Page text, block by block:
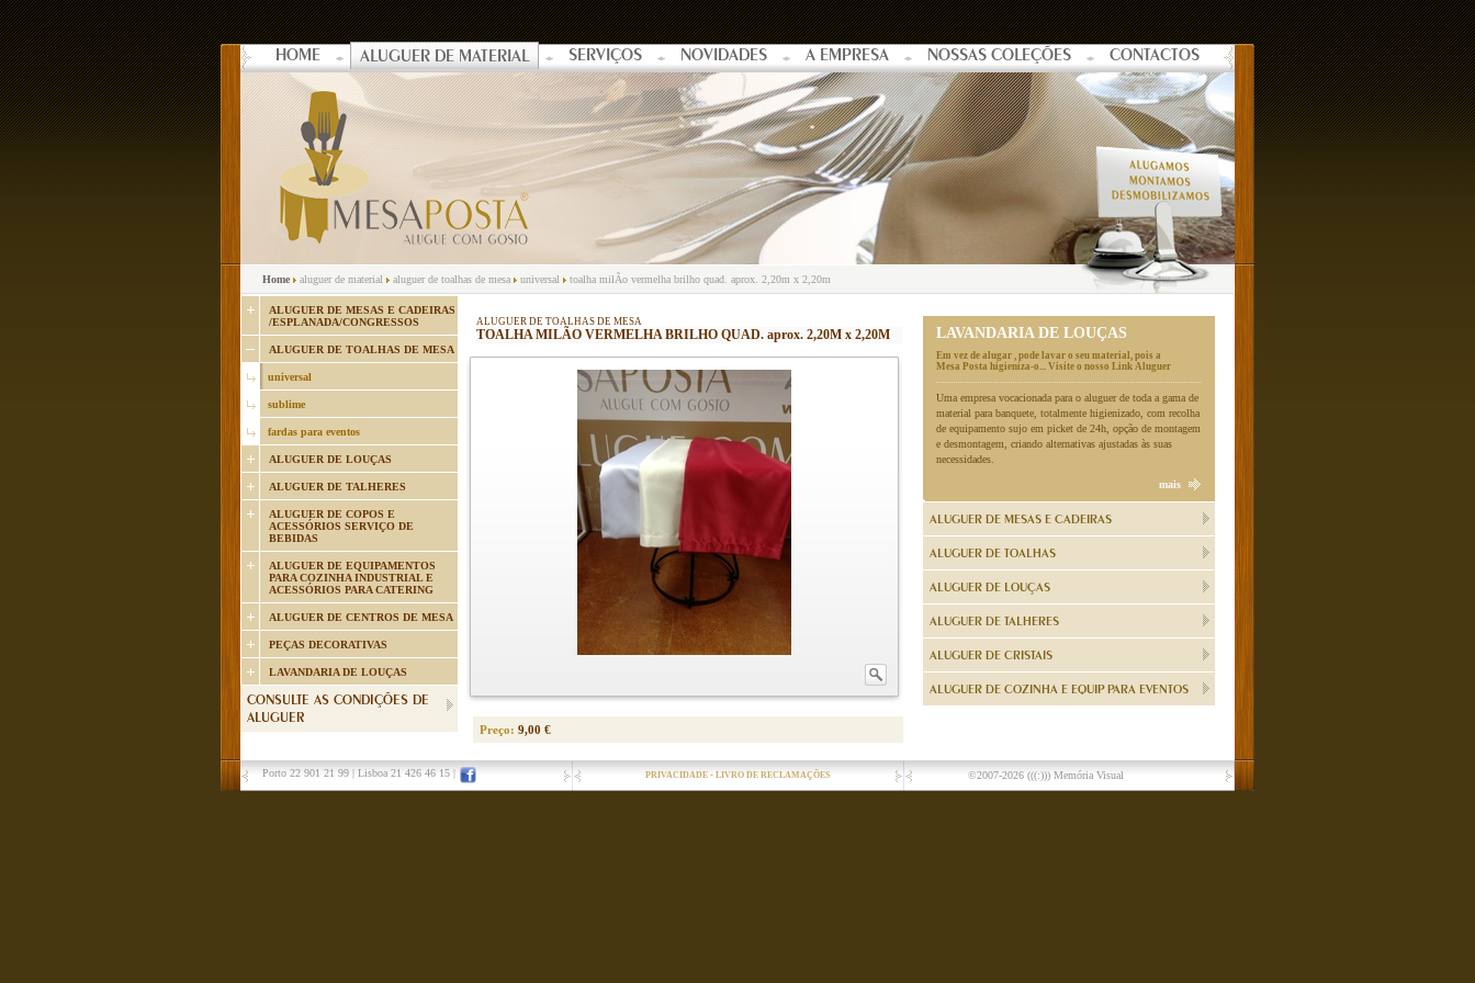
HOME ALUGUER DE MATERIAL SERVIÇOS NOVIDADES A EMPRESA NOSSAS COLEÇÕES CONTACTOS
Home aluguer de material aluguer de toalhas de mesa universal toalha milÃo vermelha brilho quad. aprox. 2,20m x 2,20m
ALUGUER DE MESAS E CADEIRAS
/ESPLANADA/CONGRESSOS
ALUGUER DE TOALHAS DE MESA
universal
sublime
fardas para eventos
ALUGUER DE LOUÇAS
ALUGUER DE TALHERES
ALUGUER DE COPOS E
ACESSÓRIOS SERVIÇO DE
BEBIDAS
ALUGUER DE EQUIPAMENTOS
PARA COZINHA INDUSTRIAL E
ACESSÓRIOS PARA CATERING
ALUGUER DE CENTROS DE MESA
PEÇAS DECORATIVAS
LAVANDARIA DE LOUÇAS
CONSULTE AS CONDIÇÕES DE
ALUGUER
ALUGUER DE TOALHAS DE MESA
TOALHA MILÃO VERMELHA BRILHO QUAD. aprox. 2,20M x 2,20M
Preço: 9,00 €
LAVANDARIA DE LOUÇAS
Em vez de alugar , pode lavar o seu material, pois a
Mesa Posta higieniza-o... Visite o nosso Link Aluguer
Uma empresa vocacionada para o aluguer de toda a gama de
material para banquete, totalmente higienizado, com recolha
de equipamento sujo em picket de 24h, opção de montagem
e desmontagem, criando alternativas ajustadas às suas
necessidades.
mais
ALUGUER DE MESAS E CADEIRAS
ALUGUER DE TOALHAS
ALUGUER DE LOUÇAS
ALUGUER DE TALHERES
ALUGUER DE CRISTAIS
ALUGUER DE COZINHA E EQUIP PARA EVENTOS
Porto 22 901 21 99 Lisboa 21 426 46 15 PRIVACIDADE - LIVRO DE RECLAMAÇÕES ©2007-2026 (((:))) Memória Visual